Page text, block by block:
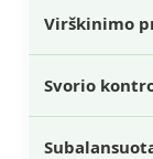
Virškinimo
Svorio